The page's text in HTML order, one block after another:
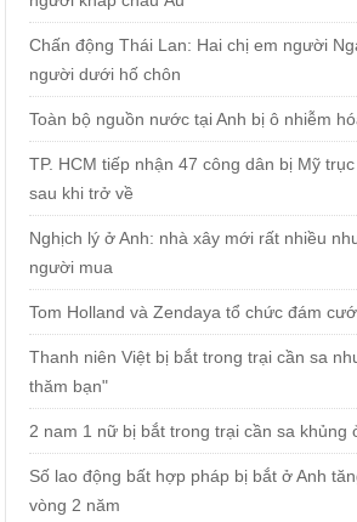
Chấn động Thái Lan: Hai chị em người
người dưới hố chôn
Toàn bộ nguồn nước tại Anh bị ô nhiễm
TP. HCM tiếp nhận 47 công dân bị Mỹ
sau khi trở về
Nghịch lý ở Anh: nhà xây mới rất nhiều
người mua
Tom Holland và Zendaya tổ chức đám
Thanh niên Việt bị bắt trong trại cần sa
thăm bạn"
2 nam 1 nữ bị bắt trong trại cần sa khủng
Số lao động bất hợp pháp bị bắt ở Anh
vòng 2 năm